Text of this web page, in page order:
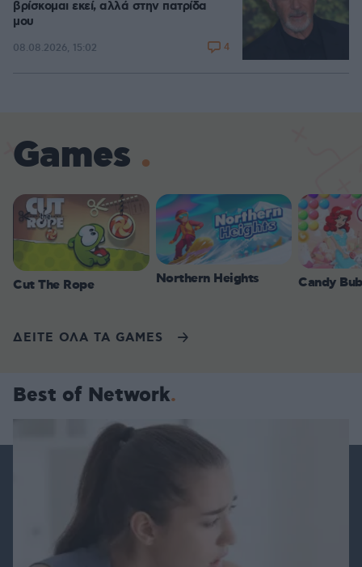
βρίσκομαι εκεί, αλλά στην πατρίδα
μου
08.08.2026, 15:02 4
Games
Cut The Rope Northern Heights Candy
ΔΕΙΤΕ ΟΛΑ ΤΑ GAMES
Best of Network